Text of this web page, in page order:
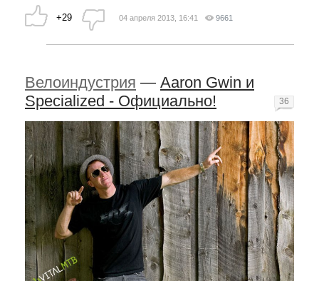
+29 04 апреля 2013, 16:41 9661
Велоиндустрия — Aaron Gwin и
Specialized - Официально!
36